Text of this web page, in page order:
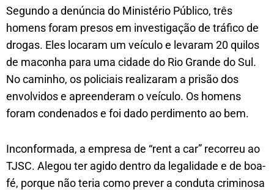
Segundo a denúncia do Ministério Público, três
homens foram presos em investigação de tráfico de
drogas. Eles locaram um veículo e levaram 20 quilos
de maconha para uma cidade do Rio Grande do Sul.
No caminho, os policiais realizaram a prisão dos
envolvidos e apreenderam o veículo. Os homens
foram condenados e foi dado perdimento ao bem.
Inconformada, a empresa de “rent a car” recorreu ao
TJSC. Alegou ter agido dentro da legalidade e de boa-
fé, porque não teria como prever a conduta criminosa